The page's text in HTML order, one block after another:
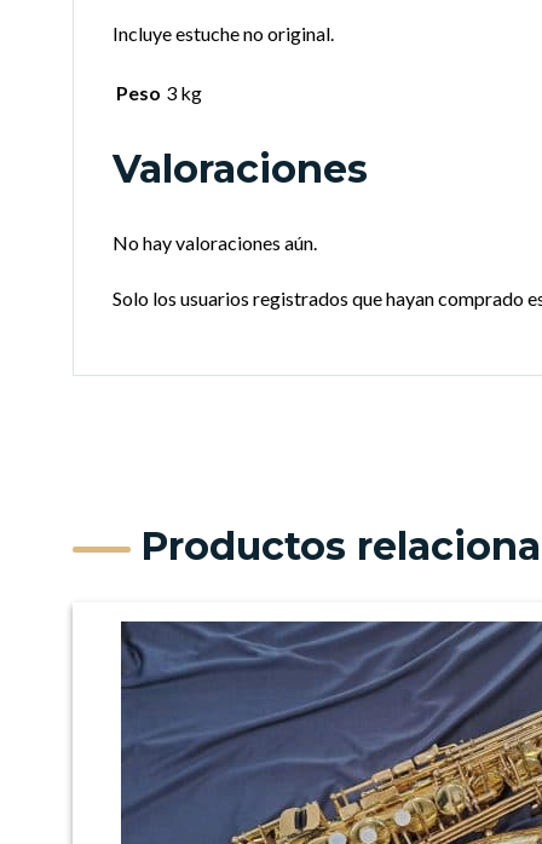
Incluye estuche no original.
Peso 3 kg
Valoraciones
No hay valoraciones aún.
Solo los usuarios registrados que hayan comprado
Productos